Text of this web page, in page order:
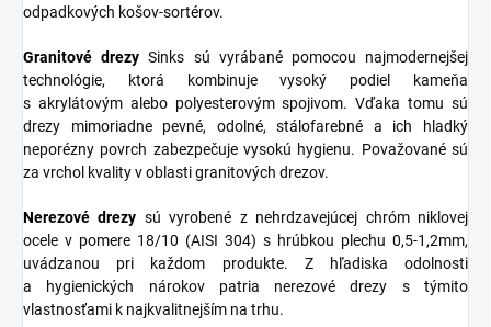
odpadkových košov-sortérov.
Granitové drezy Sinks sú vyrábané pomocou najmodernejšej
technológie, ktorá kombinuje vysoký podiel kameňa
s akrylátovým alebo polyesterovým spojivom. Vďaka tomu sú
drezy mimoriadne pevné, odolné, stálofarebné a ich hladký
neporézny povrch zabezpečuje vysokú hygienu. Považované sú
za vrchol kvality v oblasti granitových drezov.
Nerezové drezy sú vyrobené z nehrdzavejúcej chróm niklovej
ocele v pomere 18/10 (AISI 304) s hrúbkou plechu 0,5-1,2mm,
uvádzanou pri každom produkte. Z hľadiska odolnosti
a hygienických nárokov patria nerezové drezy s týmito
vlastnosťami k najkvalitnejším na trhu.